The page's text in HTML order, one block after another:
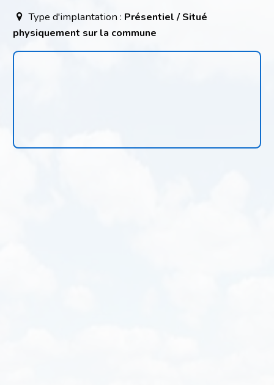
Type d'implantation : Présentiel / Situé
physiquement sur la commune